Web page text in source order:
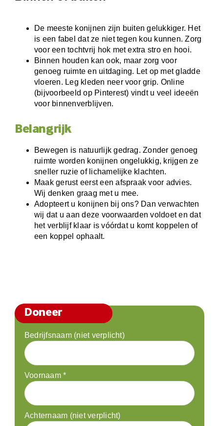
De meeste konijnen zijn buiten gelukkiger. Het
is een fabel dat ze niet tegen kou kunnen. Zorg
voor een tochtvrij hok met extra stro en hooi.
Binnen houden kan ook, maar zorg voor
genoeg ruimte en uitdaging. Let op met gladde
vloeren. Leg kleden neer voor grip. Online
(bijvoorbeeld op Pinterest) vindt u veel ideeën
voor binnenverblijven.
Belangrijk
Bewegen is natuurlijk gedrag. Zonder genoeg
ruimte worden konijnen ongelukkig, krijgen ze
sneller ruzie of lichamelijke klachten.
Maak gerust eerst een afspraak voor advies.
Wij denken graag met u mee.
Adopteert u konijnen bij ons? Dan verwachten
wij dat u aan deze voorwaarden voldoet en dat
het verblijf klaar is vóórdat u komt koppelen of
een koppel ophaalt.
Doneer
Bedrijfsnaam (niet verplicht)
Voornaam*
Achternaam (niet verplicht)